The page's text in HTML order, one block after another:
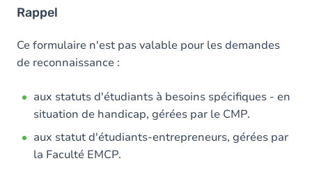
here
Rappel
Ce formulaire n'est pas valable pour les demandes
de reconnaissance :
aux statuts d'étudiants à besoins spécifiques - en
situation de handicap, gérées par le CMP.
aux statut d'étudiants-entrepreneurs, gérées par
la Faculté EMCP.